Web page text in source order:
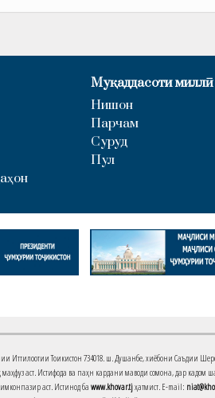
Муқаддасоти миллӣ
Нишон
Парчам
Суруд
Пул
Иттилоотии Тоҷикистон 734018. ш. Душанбе, хиёбони Саъдии
аст. Истифода ва паҳн кардани маводи сомона, дар кадом
имконпазир аст. Истинод ба www.khovar.tjҳатмист. E-mail: